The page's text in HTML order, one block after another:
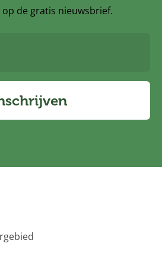
de gratis nieuwsbrief.